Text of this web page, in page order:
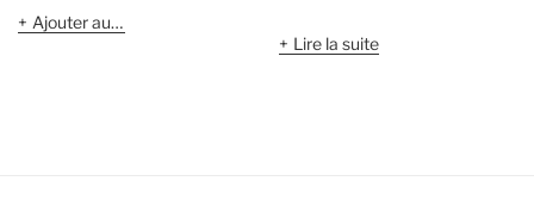
Ajouter au panier
Lire la suite